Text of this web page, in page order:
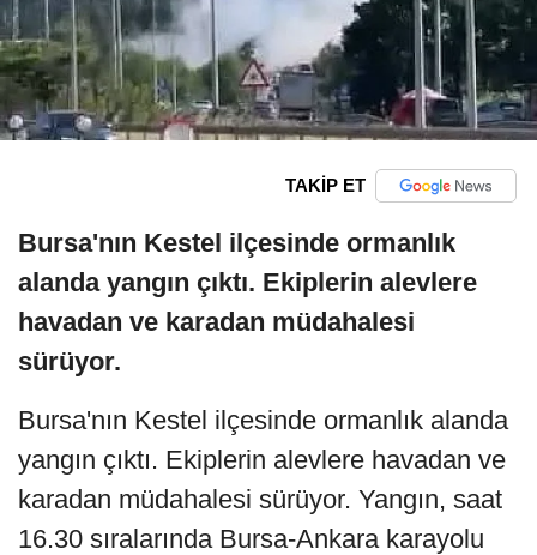
TAKİP ET
Bursa'nın Kestel ilçesinde ormanlık
alanda yangın çıktı. Ekiplerin alevlere
havadan ve karadan müdahalesi
sürüyor.
Bursa'nın Kestel ilçesinde ormanlık alanda
yangın çıktı. Ekiplerin alevlere havadan ve
karadan müdahalesi sürüyor. Yangın, saat
16.30 sıralarında Bursa-Ankara karayolu